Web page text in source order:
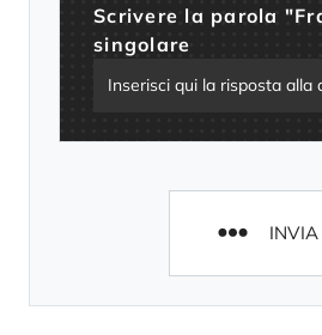
Scrivere la parola
singolare
INVIA